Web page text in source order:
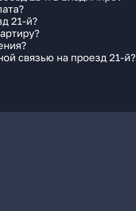
21-й?
связью на проезд 21-й?